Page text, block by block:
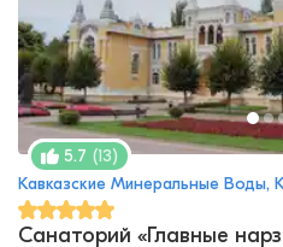
5.7 (13)
Кавказские Минеральные Воды,
Санаторий «Главные